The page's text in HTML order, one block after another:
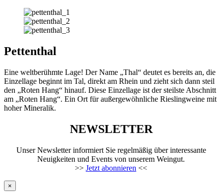
Pettenthal
Eine weltberühmte Lage! Der Name „Thal“ deutet es bereits an, die
Einzellage beginnt im Tal, direkt am Rhein und zieht sich dann steil
den „Roten Hang“ hinauf. Diese Einzellage ist der steilste Abschnitt
am „Roten Hang“. Ein Ort für außergewöhnliche Rieslingweine mit
hoher Mineralik.
NEWSLETTER
Unser Newsletter informiert Sie regelmäßig über interessante
Neuigkeiten und Events von unserem Weingut.
>> Jetzt abonnieren <<
×